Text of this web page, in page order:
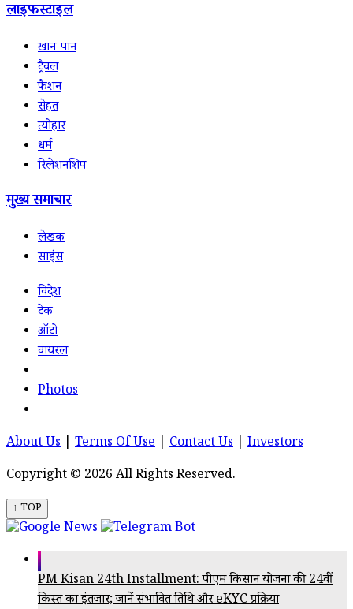
लाइफस्टाइल
खान-पान
ट्रैवल
फैशन
सेहत
त्योहार
धर्म
रिलेशनशिप
मुख्य समाचार
लेखक
साइंस
विदेश
टेक
ऑटो
वायरल
Photos
About Us Terms Of Use Contact Us
Investors
Copyright © 2026 All Rights Reserved.
↑ TOP
PM Kisan 24th Installment: पीएम किसान योजना की 24वीं
किस्त का इंतजार; जानें संभावित तिथि और eKYC प्रक्रिया